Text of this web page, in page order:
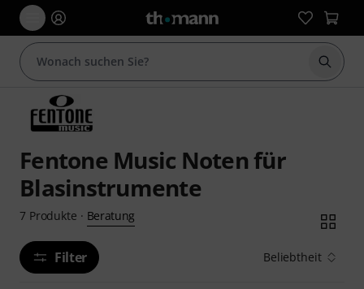
Suche
Fentone Music Noten für
Blasinstrumente
7 Produkte · Beratung
Filter Beliebtheit